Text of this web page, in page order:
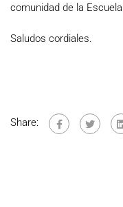
comunidad de la
Saludos cordiales.
Share: